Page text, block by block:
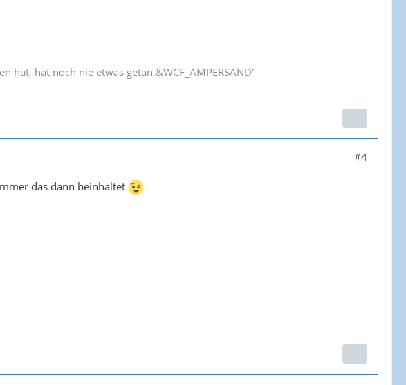
hat, hat noch nie etwas getan.&WCF_AMPERSAND"
#4
das dann beinhaltet